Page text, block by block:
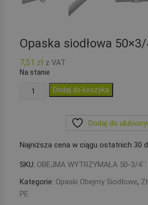
Opaska siodłowa 50×3/
7,51 zł z VAT
Na stanie
ilość
Dodaj do koszyka
Dodaj do
Najniższa cena w ciągu ostatnich 30
SKU: OBEJMA WYTRZYMAŁA 50-3/4``
Kategorie: Opaski Obejmy Siodłowe,
PE